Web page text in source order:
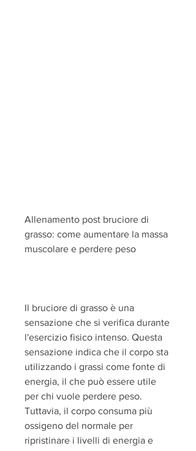
Allenamento post bruciore di
grasso: come aumentare la massa
muscolare e perdere peso
Il bruciore di grasso è una
sensazione che si verifica durante
l'esercizio fisico intenso. Questa
sensazione indica che il corpo sta
utilizzando i grassi come fonte di
energia, il che può essere utile
per chi vuole perdere peso.
Tuttavia, il corpo consuma più
ossigeno del normale per
ripristinare i livelli di energia e